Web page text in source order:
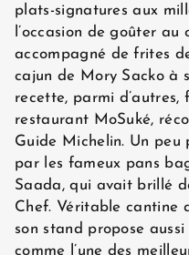
HÔTEL
plats-signatures aux
l’occasion de goûter
accompagné de frites
cajun de Mory Sacko à
recette, parmi d’autres,
restaurant MoSuké,
Guide Michelin. Un peu
par les fameux pans
Saada, qui avait brillé
Chef. Véritable cantine
son stand propose
comme l’une des